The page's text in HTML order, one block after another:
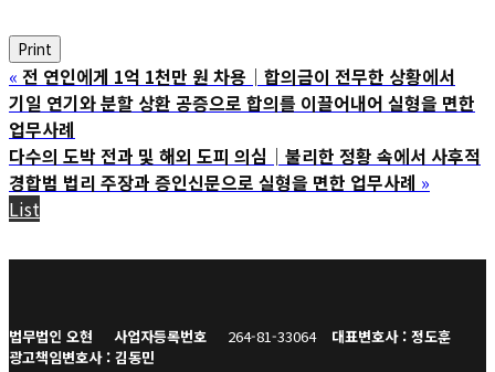
Print
« 전 연인에게 1억 1천만 원 차용│합의금이 전무한 상황에서
기일 연기와 분할 상환 공증으로 합의를 이끌어내어 실형을 면한
업무사례
다수의 도박 전과 및 해외 도피 의심│불리한 정황 속에서 사후적
경합범 법리 주장과 증인신문으로 실형을 면한 업무사례 »
List
법무법인 오현 사업자등록번호 264-81-33064
대표변호사 : 정도훈
광고책임변호사 : 김동민